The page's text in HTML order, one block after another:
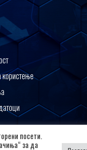
користење
посети.
за да